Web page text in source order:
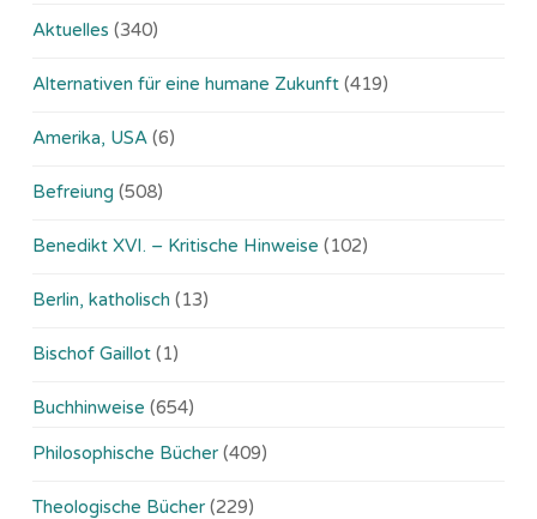
Aktuelles (340)
Alternativen für eine humane Zukunft (419)
Amerika, USA (6)
Befreiung (508)
Benedikt XVI. – Kritische Hinweise (102)
Berlin, katholisch (13)
Bischof Gaillot (1)
Buchhinweise (654)
Philosophische Bücher (409)
Theologische Bücher (229)